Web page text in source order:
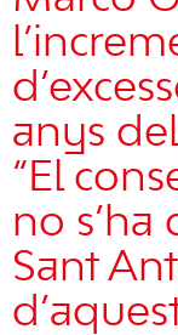
anys
“El
no s’ha
Sant